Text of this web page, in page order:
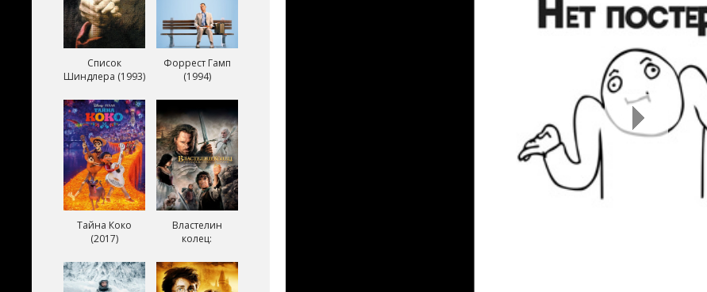
Список
Шиндлера (1993)
Форрест Гамп
(1994)
Тайна Коко
(2017)
Властелин
колец:
короля (2003)